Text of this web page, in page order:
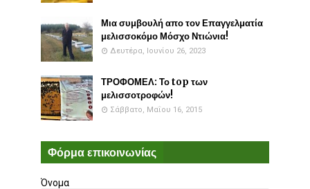
Μια συμβουλή απο τον Επαγγελματία
μελισσοκόμο Μόσχο Ντιώνια!
Δευτέρα, Ιουνίου 26, 2023
ΤΡΟΦΟΜΕΛ: Το top των
μελισσοτροφών!
Σάββατο, Μαΐου 16, 2015
Φόρμα επικοινωνίας
Όνομα